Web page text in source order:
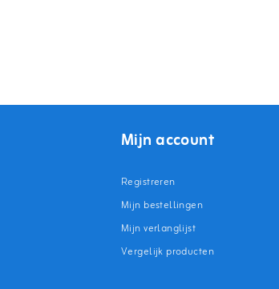
Mijn account
Registreren
Mijn bestellingen
Mijn verlanglijst
Vergelijk producten